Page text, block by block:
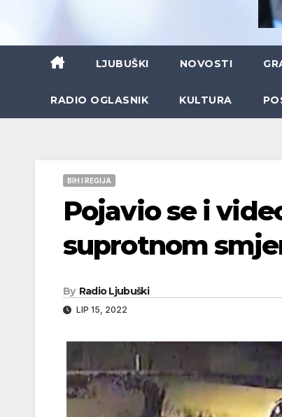
LJUBUŠKI NOVOSTI
RADIO OGLASNIK KULTURA
BIH I REGIJA
Pojavio se i
suprotnom
By Radio Ljubuški
LIP 15, 2022